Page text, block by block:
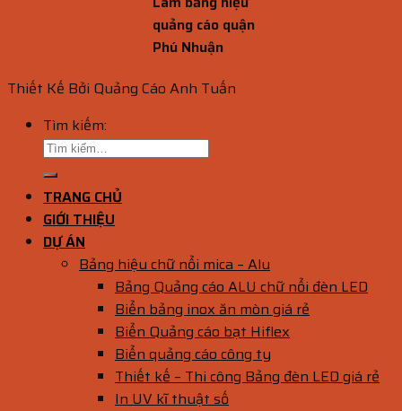
quảng cáo quận
Phú Nhuận
Thiết Kế Bởi Quảng Cáo Anh Tuấn
Tìm kiếm:
TRANG CHỦ
GIỚI THIỆU
DỰ ÁN
Bảng hiệu chữ nổi mica – Alu
Bảng Quảng cáo ALU chữ nổi đèn LED
Biển bảng inox ăn mòn giá rẻ
Biển Quảng cáo bạt Hiflex
Biển quảng cáo công ty
Thiết kế – Thi công Bảng đèn LED giá rẻ
In UV kĩ thuật số